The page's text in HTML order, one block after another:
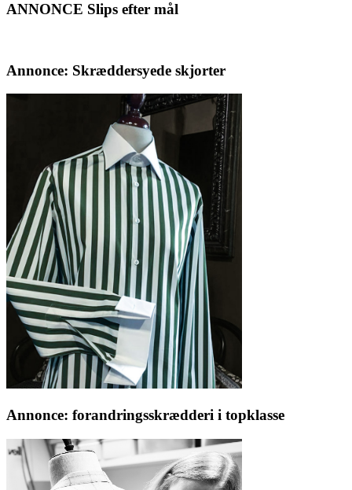
ANNONCE Slips efter mål
Annonce: Skræddersyede skjorter
Annonce: forandringsskrædderi i topklasse